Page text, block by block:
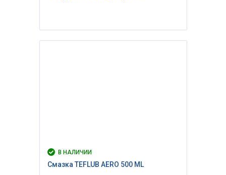
В НАЛИЧИИ
Смазка TEFLUB AERO 500 ML